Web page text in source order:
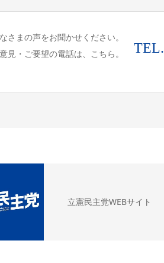
さまの声をお聞かせください。
見・ご要望の電話は、こちら。
TEL.
立憲民主党WEBサイト